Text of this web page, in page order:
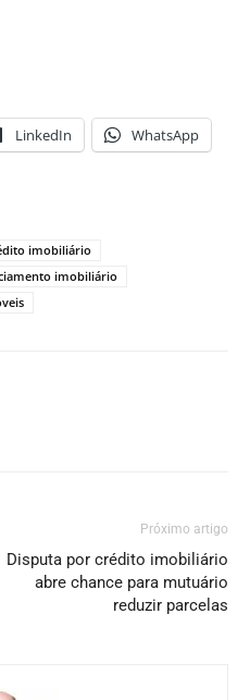
LinkedIn WhatsApp
imobiliário
imobiliário
Próximo artigo
Disputa por crédito imobiliário
abre chance para mutuário
reduzir parcelas